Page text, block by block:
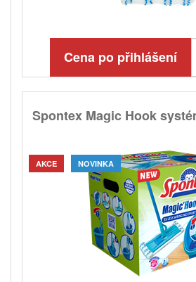
Cena po přihlášení
Spontex Magic Hook
AKCE NOVINKA